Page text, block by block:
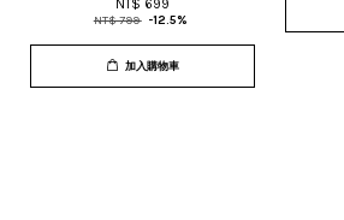
NT$ 699
NT$ 799 -12.5%
加入購物車